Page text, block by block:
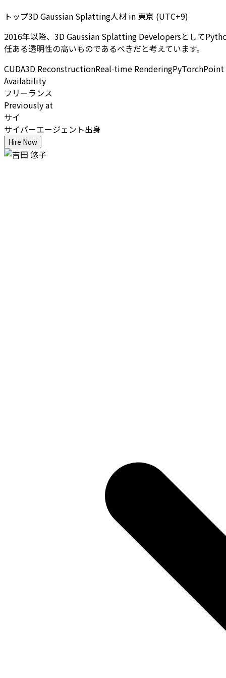
トップ3D Gaussian Splatting人材 in 東京 (UTC+9)
2016年以降、3D Gaussian Splatting Developersとして
任ある透明性の高いものであるべきだと考えています。
CUDA3D ReconstructionReal-time RenderingPyTorchPoint
Availability
フリーランス
Previously at
サイ
サイバーエージェント出身
Hire Now